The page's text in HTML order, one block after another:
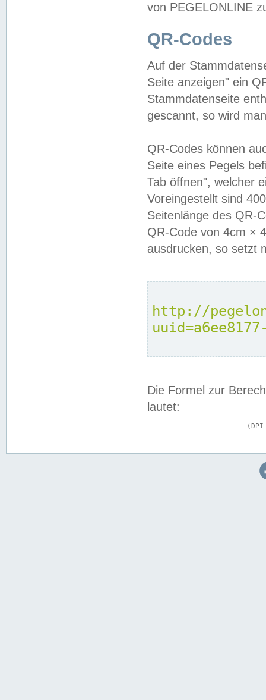
von PEGELONLINE
QR-Codes
Auf der
Seite anzeigen" ein
Stammdatenseite
gescannt, so wird
QR-Codes können
Seite eines Pegels
Tab öffnen", welcher
Voreingestellt sind
Seitenlänge des QR-
QR-Code von 4cm ×
ausdrucken, so setzt
http://
Die Formel zur
lautet: